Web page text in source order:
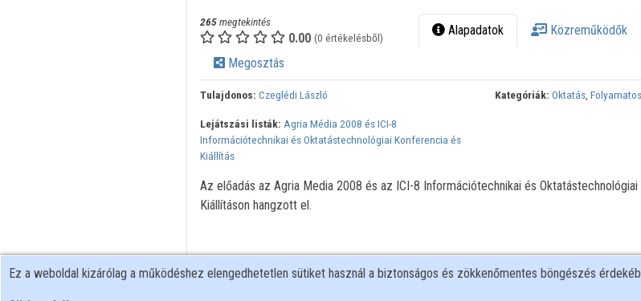
265megtekintés
0.00 (0 értékelésből) Alapadatok Közreműködők
Megosztás
Tulajdonos: Czeglédi László Kategóriák: Oktatás,
Lejátszási listák: Agria Média 2008 és ICI-8
Információtechnikai és Oktatástechnológiai Konferencia és
Kiállítás
Az előadás az Agria Media 2008 és az ICI-8 Információtechnikai és
Kiállításon hangzott el.
Ez a weboldal kizárólag a működéshez elengedhetetlen sütiket használ a biztonságos és zökkenőmentes böngészés